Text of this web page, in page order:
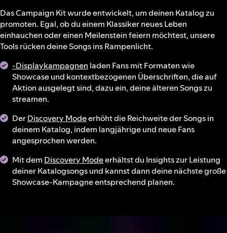
Das Campaign Kit wurde entwickelt, um deinen Katalog zu
promoten. Egal, ob du einem Klassiker neues Leben
einhauchen oder einen Meilenstein feiern möchtest, unsere
Tools rücken deine Songs ins Rampenlicht.
-Displaykampagnen laden Fans mit Formaten wie
Showcase und kontextbezogenen Überschriften, die auf
Aktion ausgelegt sind, dazu ein, deine älteren Songs zu
streamen.
DerDiscovery Modeerhöht die Reichweite der Songs in
deinem Katalog, indem langjährige und neue Fans
angesprochen werden.
Mit dem Discovery Modeerhältst du Insights zur Leistung
deiner Katalogsongs und kannst dann deine nächste große
Showcase-Kampagne entsprechend planen.